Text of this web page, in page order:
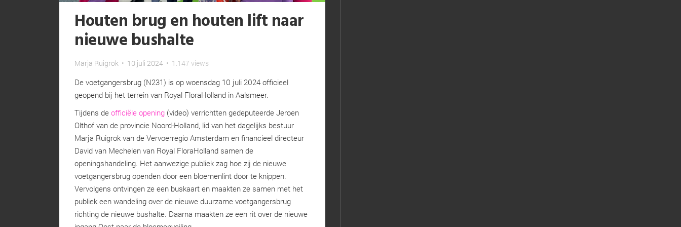
Houten brug en houten lift naar
nieuwe bushalte
Marja Ruigrok • 10 juli 2024 • 1.147 views
De voetgangersbrug (N231) is op woensdag 10 juli 2024 officieel
geopend bij het terrein van Royal FloraHolland in Aalsmeer.
Tijdens de officiële opening (video) verrichtten gedeputeerde Jeroen
Olthof van de provincie Noord-Holland, lid van het dagelijks bestuur
Marja Ruigrok van de Vervoerregio Amsterdam en financieel directeur
David van Mechelen van Royal FloraHolland samen de
openingshandeling. Het aanwezige publiek zag hoe zij de nieuwe
voetgangersbrug openden door een bloemenlint door te knippen.
Vervolgens ontvingen ze een buskaart en maakten ze samen met het
publiek een wandeling over de nieuwe duurzame voetgangersbrug
richting de nieuwe bushalte. Daarna maakten ze een rit over de nieuwe